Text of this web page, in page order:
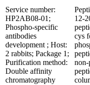
Service number:
HP2AB08-01;
Phospho-specific
antibodies
development ; Host:
2 rabbits; Package 1;
Purification method:
Double affinity
chromatography
12-
cys
non-